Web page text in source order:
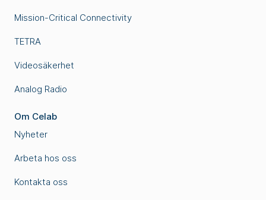
Mission-Critical Connectivity
TETRA
Videosäkerhet
Analog Radio
Om Celab
Nyheter
Arbeta hos oss
Kontakta oss